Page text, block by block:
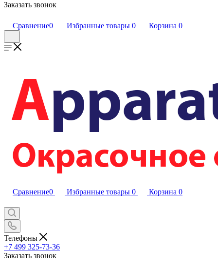
Заказать звонок
Сравнение0 Избранные товары 0 Корзина 0
Сравнение0 Избранные товары 0 Корзина 0
Телефоны
+7 499 325-73-36
Заказать звонок